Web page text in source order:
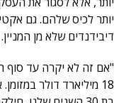
יותר לכיס שלהם. גם
דיבידנדים שלא מן המניין.
"אם זה לא יקרה עד סוף
18 מיליארד דולר